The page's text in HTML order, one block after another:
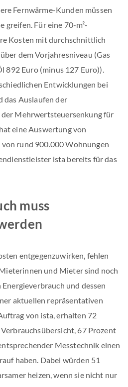
Fernwärme-​Kunden müssen
greifen. Für eine 70-m²-​
Kosten mit durchschnittlich
dem Vorjahresniveau (Gas
892 Euro (minus 127 Euro)).
Entwicklungen bei
das Auslaufen der
Mehrwertsteuersenkung für
eine Auswertung von
rund 900.000 Wohnungen
ista bereits für das
muss
entgegenzuwirken, fehlen
und Mieter sind noch
und dessen
aktuellen repräsentativen
von ista, erhalten 72
67 Prozent
Messtechnik einen
haben. Dabei würden 51
heizen, wenn sie nicht nur